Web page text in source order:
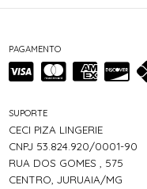
PAGAMENTO
SUPORTE
CECI PIZA LINGERIE
CNPJ 53.824.920/0001-90
RUA DOS GOMES , 575
CENTRO, JURUAIA/MG